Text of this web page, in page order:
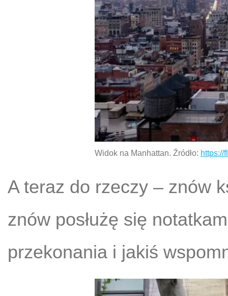
Widok na Manhattan. Źródło: https://
A teraz do rzeczy – znów
znów posłużę się
przekonania i jakiś